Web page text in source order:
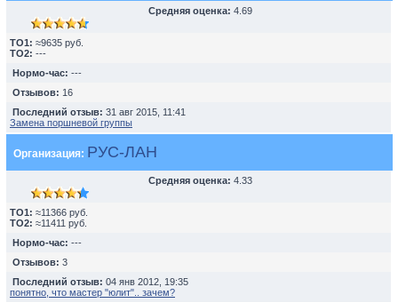
Средняя оценка: 4.69
TO1: ≈9635 руб.
TO2: ---
Нормо-час: ---
Отзывов: 16
Последний отзыв: 31 авг 2015, 11:41
Замена поршневой группы
Организация: РУС-ЛАН
Средняя оценка: 4.33
TO1: ≈11366 руб.
TO2: ≈11411 руб.
Нормо-час: ---
Отзывов: 3
Последний отзыв: 04 янв 2012, 19:35
понятно, что мастер "юлит".. зачем?